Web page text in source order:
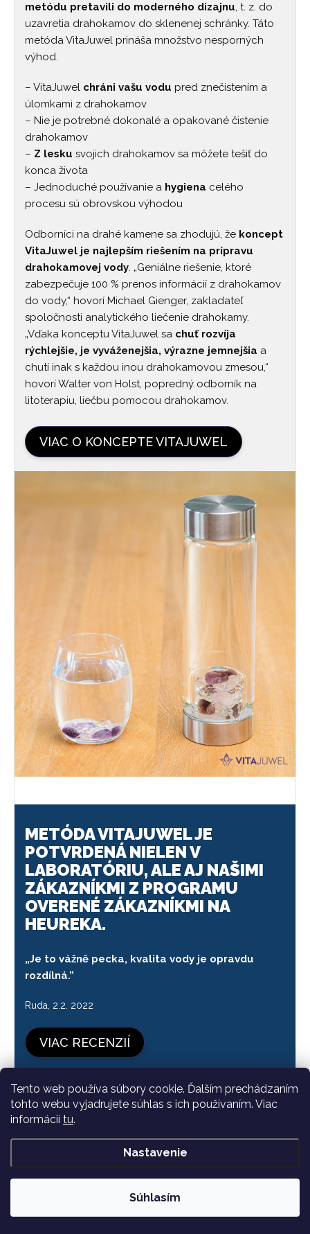
Tento web používa súbory cookie. Ďalším prechádzaním
tohto webu vyjadrujete súhlas s ich používaním. Viac
informácií tu.
Nastavenie
Súhlasím
metódu pretavili do moderného dizajnu, t. z. do
uzavretia drahokamov do sklenenej schránky. Táto
metóda VitaJuwel prináša množstvo nesporných
výhod.
– VitaJuwel chráni vašu vodu pred znečistením a
úlomkami z drahokamov
– Nie je potrebné dokonalé a opakované čistenie
drahokamov
– Z lesku svojich drahokamov sa môžete tešiť do
konca života
– Jednoduché používanie a hygiena celého
procesu sú obrovskou výhodou
Odborníci na drahé kamene sa zhodujú, že koncept
VitaJuwel je najlepším riešením na prípravu
drahokamovej vody. „Geniálne riešenie, ktoré
zabezpečuje 100 % prenos informácií z drahokamov
do vody,“ hovorí Michael Gienger, zakladateľ
spoločnosti analytického liečenie drahokamy.
„Vďaka konceptu VitaJuwel sa chuť rozvíja
rýchlejšie, je vyváženejšia, výrazne jemnejšia a
chutí inak s každou inou drahokamovou zmesou,“
hovorí Walter von Holst, popredný odborník na
litoterapiu, liečbu pomocou drahokamov.
VIAC O KONCEPTE VITAJUWEL
METÓDA VITAJUWEL JE
POTVRDENÁ NIELEN V
LABORATÓRIU, ALE AJ NAŠIMI
ZÁKAZNÍKMI Z PROGRAMU
OVERENÉ ZÁKAZNÍKMI NA
HEUREKA.
„Je to vážně pecka, kvalita vody je opravdu
rozdílná.”
Ruda, 2.2. 2022
VIAC RECENZIÍ
MAXIMÁLNA OCHRANA VÁŠHO
U našich zákazníkov vieme, že fľaša ViA sa stala ich
nerozlučným spoločníkom na cestách. Na
maximálnu ochranu svojho "drahokamového